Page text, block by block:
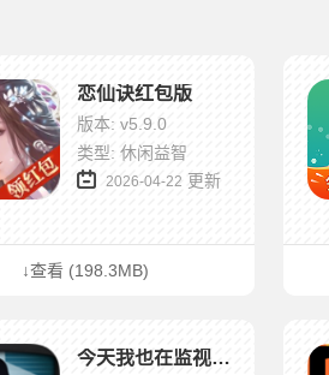
恋仙诀红包版
版本: v5.9.0
类型: 休闲益智
2026-04-22 更新
↓查看 (198.3MB)
今天我也在监视你2汉化版